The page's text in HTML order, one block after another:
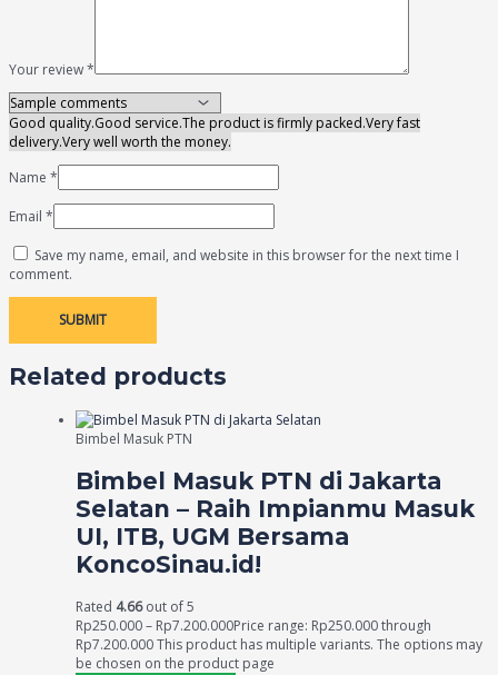
Your review*
Good quality.Good service.The product is firmly packed.Very fast
delivery.Very well worth the money.
Name *
Email *
Save my name, email, and website in this browser for the next time I
comment.
Related products
Bimbel Masuk PTN
Bimbel Masuk PTN di Jakarta
Selatan – Raih Impianmu Masuk
UI, ITB, UGM Bersama
KoncoSinau.id!
Rated 4.66out of 5
Rp250.000– Rp7.200.000Price range: Rp250.000 through
Rp7.200.000This product has multiple variants. The options may
be chosen on the product page